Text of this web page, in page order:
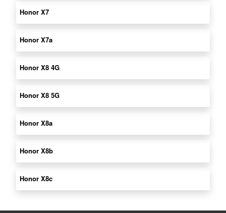
Honor X7
Honor X7a
Honor X8 4G
Honor X8 5G
Honor X8a
Honor X8b
Honor X8c